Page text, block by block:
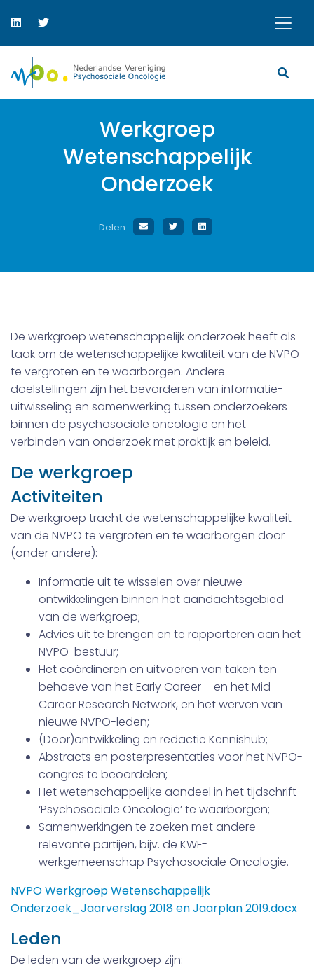
Werkgroep
Wetenschappelijk
Onderzoek
Delen:
De werkgroep wetenschappelijk onderzoek heeft als
taak om de wetenschappelijke kwaliteit van de NVPO
te vergroten en te waarborgen. Andere
doelstellingen zijn het bevorderen van informatie-
uitwisseling en samenwerking tussen onderzoekers
binnen de psychosociale oncologie en het
verbinden van onderzoek met praktijk en beleid.
De werkgroep
Activiteiten
De werkgroep tracht de wetenschappelijke kwaliteit
van de NVPO te vergroten en te waarborgen door
(onder andere):
Informatie uit te wisselen over nieuwe
ontwikkelingen binnen het aandachtsgebied
van de werkgroep;
Advies uit te brengen en te rapporteren aan het
NVPO-bestuur;
Het coördineren en uitvoeren van taken ten
behoeve van het Early Career – en het Mid
Career Research Network, en het werven van
nieuwe NVPO-leden;
(Door)ontwikkeling en redactie Kennishub;
Abstracts en posterpresentaties voor het NVPO-
congres te beoordelen;
Het wetenschappelijke aandeel in het tijdschrift
‘Psychosociale Oncologie’ te waarborgen;
Samenwerkingen te zoeken met andere
relevante partijen, bijv. de KWF-
werkgemeenschap Psychosociale Oncologie.
NVPO Werkgroep Wetenschappelijk
Onderzoek_Jaarverslag 2018 en Jaarplan 2019.docx
Leden
De leden van de werkgroep zijn: